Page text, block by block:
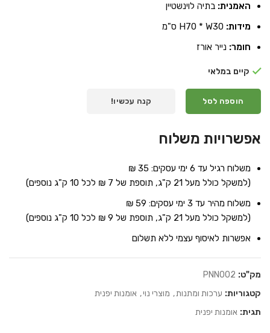
האמנית: בתיה לוינשטיין
מידות:
חומר: נייר אורז
קיים במלאי
הוספה לסל קנה עכשיו!
אפשרויות משלוח
משלוח רגיל עד 6 ימי עסקים: 35 ₪
(למשקל כולל מעל 21 ק"ג, תוספת של 7 ₪ לכל 10 ק"ג נוספים)
משלוח מהיר עד 3 ימי עסקים: 59 ₪
(למשקל כולל מעל 21 ק"ג, תוספת של 9 ₪ לכל 10 ק"ג נוספים)
אפשרות לאיסוף עצמי ללא תשלום
מק"ט: PNN002
קטגוריות: ערכות ומתנות, מוצרי נוי, אומנות יפנית
תגית: אומנות יפנית